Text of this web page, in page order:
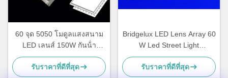
60 จุด 5050 โมดูลแสงสนาม
LED เลนส์ 150W กันน้ํา
188X188MM
รับราคาที่ดีที่สุด
Bridgelux LED Lens Array 60
W Led Street Light
Accessories, ROHS
รับราคาที่ดีที่สุด